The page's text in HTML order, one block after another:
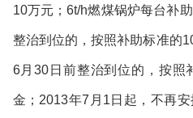
10万元；6t/h燃煤锅炉每台补助
整治到位的，按照补助标准的
6月30 日前整治到位的，按照
金； 2013年7 月 1 日起，不再